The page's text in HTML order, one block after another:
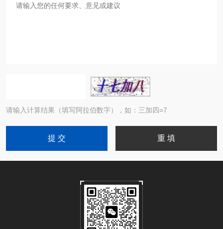
请输入计算结果（填写阿拉伯数字），如：三加四=7